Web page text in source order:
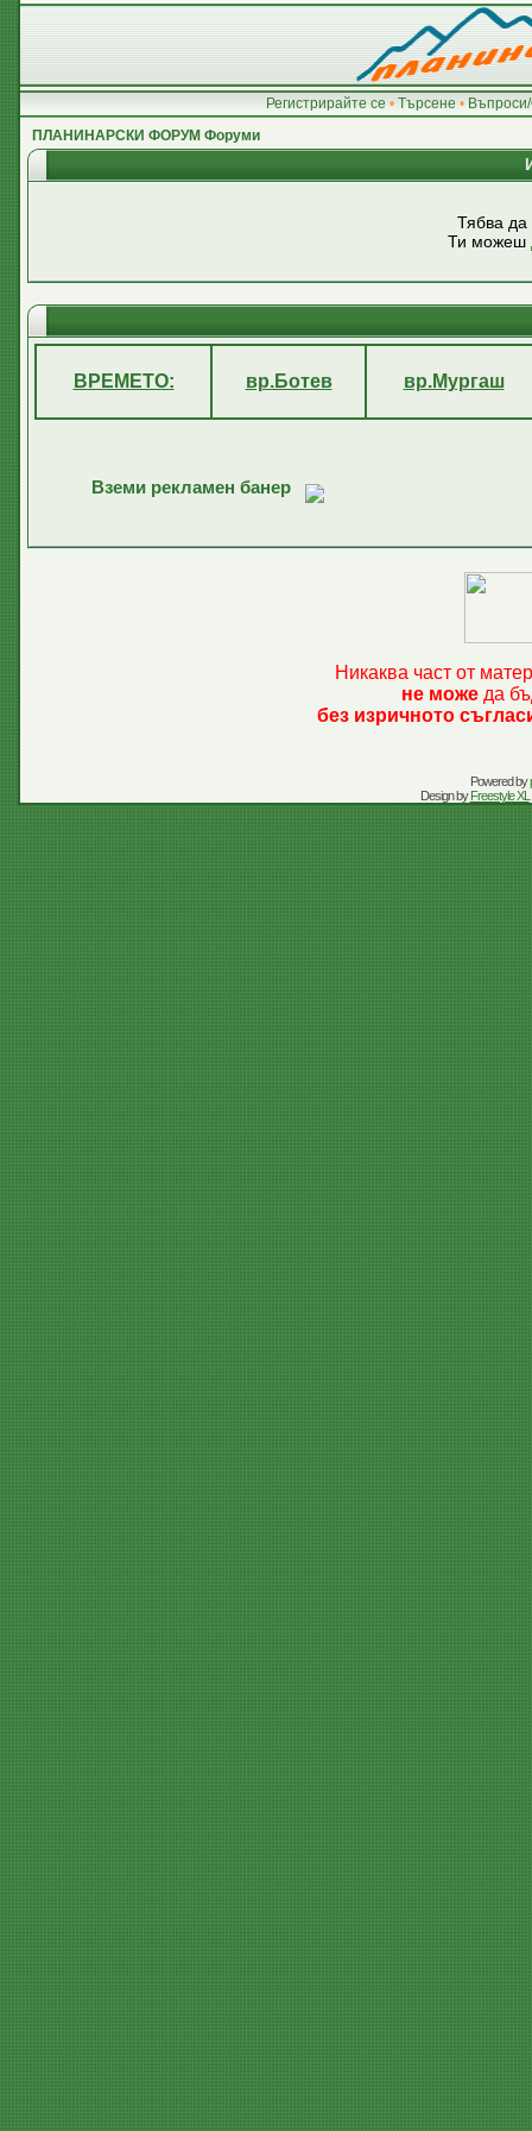
Регистрирайте се • Търсене •
ПЛАНИНАРСКИ ФОРУМ Форуми
Тябва
Ти можеш
ВРЕМЕТО: вр.Ботев вр.Мургаш
Вземи рекламен банер
Никаква част от
не може да
без изричното
Powered by
Design byFreestyle XL